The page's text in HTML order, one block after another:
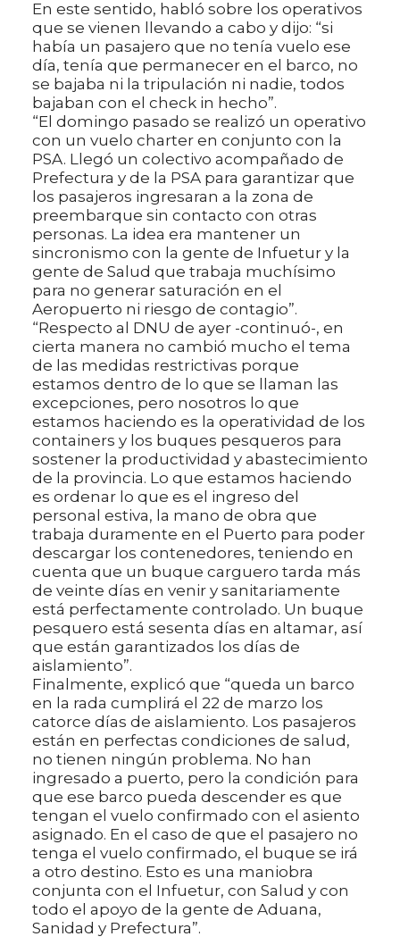
En este sentido, habló sobre los operativos
que se vienen llevando a cabo y dijo: “si
había un pasajero que no tenía vuelo ese
día, tenía que permanecer en el barco, no
se bajaba ni la tripulación ni nadie, todos
bajaban con el check in hecho”.
“El domingo pasado se realizó un operativo
con un vuelo charter en conjunto con la
PSA. Llegó un colectivo acompañado de
Prefectura y de la PSA para garantizar que
los pasajeros ingresaran a la zona de
preembarque sin contacto con otras
personas. La idea era mantener un
sincronismo con la gente de Infuetur y la
gente de Salud que trabaja muchísimo
para no generar saturación en el
Aeropuerto ni riesgo de contagio”.
“Respecto al DNU de ayer -continuó-, en
cierta manera no cambió mucho el tema
de las medidas restrictivas porque
estamos dentro de lo que se llaman las
excepciones, pero nosotros lo que
estamos haciendo es la operatividad de los
containers y los buques pesqueros para
sostener la productividad y abastecimiento
de la provincia. Lo que estamos haciendo
es ordenar lo que es el ingreso del
personal estiva, la mano de obra que
trabaja duramente en el Puerto para poder
descargar los contenedores, teniendo en
cuenta que un buque carguero tarda más
de veinte días en venir y sanitariamente
está perfectamente controlado. Un buque
pesquero está sesenta días en altamar, así
que están garantizados los días de
aislamiento”.
Finalmente, explicó que “queda un barco
en la rada cumplirá el 22 de marzo los
catorce días de aislamiento. Los pasajeros
están en perfectas condiciones de salud,
no tienen ningún problema. No han
ingresado a puerto, pero la condición para
que ese barco pueda descender es que
tengan el vuelo confirmado con el asiento
asignado. En el caso de que el pasajero no
tenga el vuelo confirmado, el buque se irá
a otro destino. Esto es una maniobra
conjunta con el Infuetur, con Salud y con
todo el apoyo de la gente de Aduana,
Sanidad y Prefectura”.